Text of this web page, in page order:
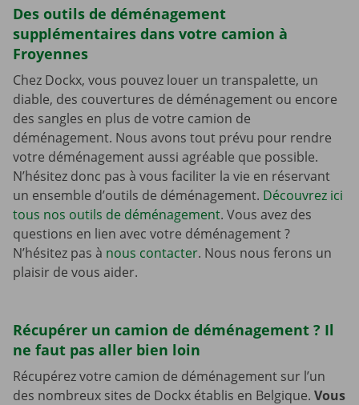
Des outils de déménagement
supplémentaires dans votre camion à
Froyennes
Chez Dockx, vous pouvez louer un transpalette, un
diable, des couvertures de déménagement ou encore
des sangles en plus de votre camion de
déménagement. Nous avons tout prévu pour rendre
votre déménagement aussi agréable que possible.
N’hésitez donc pas à vous faciliter la vie en réservant
un ensemble d’outils de déménagement. Découvrez ici
tous nos outils de déménagement. Vous avez des
questions en lien avec votre déménagement ?
N’hésitez pas à nous contacter. Nous nous ferons un
plaisir de vous aider.
Récupérer un camion de déménagement ? Il
ne faut pas aller bien loin
Récupérez votre camion de déménagement sur l’un
des nombreux sites de Dockx établis en Belgique. Vous